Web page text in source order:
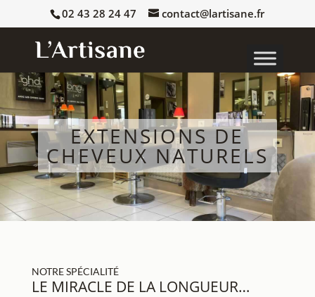
02 43 28 24 47 contact@lartisane.fr
EXTENSIONS DE
CHEVEUX NATURELS
NOTRE SPÉCIALITÉ
LE MIRACLE DE LA LONGUEUR…